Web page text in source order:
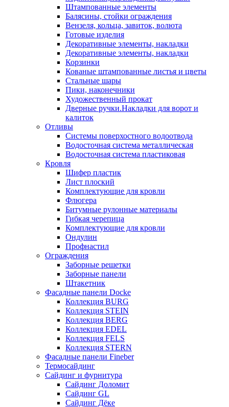
Штампованные элементы
Балясины, стойки ограждения
Вензеля, кольца, завиток, волюта
Готовые изделия
Декоративные элементы, накладки
Декоративные элементы, накладки
Корзинки
Кованые штампованные листья и цветы
Стальные шары
Пики, наконечники
Художественный прокат
Дверные ручки.Накладки для ворот и
калиток
Отливы
Системы поверхостного водоотвода
Водосточная система металлическая
Водосточная система пластиковая
Кровля
Шифер пластик
Лист плоский
Комплектующие для кровли
Флюгера
Битумные рулонные материалы
Гибкая черепица
Комплектующие для кровли
Ондулин
Профнастил
Ограждения
Заборные решетки
Заборные панели
Штакетник
Фасадные панели Docke
Коллекция BURG
Коллекция STEIN
Коллекция BERG
Коллекция EDEL
Коллекция FELS
Коллекция STERN
Фасадные панели Fineber
Термосайдинг
Сайдинг и фурнитура
Сайдинг Доломит
Сайдинг GL
Сайдинг Дёке